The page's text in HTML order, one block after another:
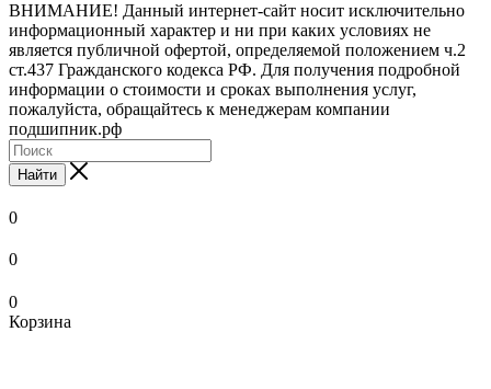
ВНИМАНИЕ! Данный интернет-сайт носит исключительно
информационный характер и ни при каких условиях не
является публичной офертой, определяемой положением ч.2
ст.437 Гражданского кодекса РФ. Для получения подробной
информации о стоимости и сроках выполнения услуг,
пожалуйста, обращайтесь к менеджерам компании
подшипник.рф
Найти
0
0
0
Корзина